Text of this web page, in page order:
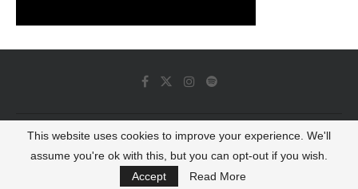
© 2022 - Luminous Dash All Rights Reserved
BACK TO TOP
This website uses cookies to improve your experience. We'll
assume you're ok with this, but you can opt-out if you wish.
Accept
Read More